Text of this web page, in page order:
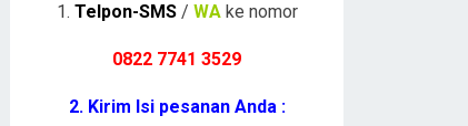
1. Telpon-SMS/ WAke nomor
0822 7741 3529
2. Kirim Isi pesanan Anda :